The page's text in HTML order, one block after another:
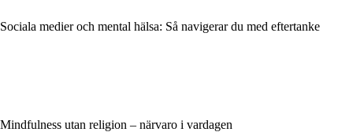
Sociala medier och mental hälsa: Så navigerar du med eftertanke
Mindfulness utan religion – närvaro i vardagen